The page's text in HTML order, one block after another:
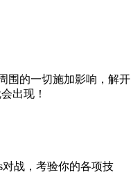
围的一切施加影响，解开
出现！
对战，考验你的各项技